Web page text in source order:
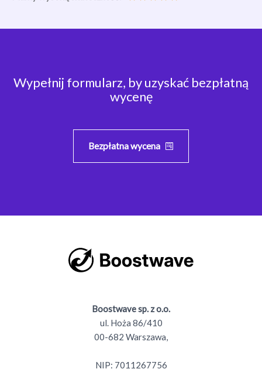
Wypełnij formularz, by uzyskać bezpłatną
wycenę
Bezpłatna wycena
Boostwave sp. z o.o.
ul. Hoża 86/410
00-682 Warszawa,
NIP: 7011267756